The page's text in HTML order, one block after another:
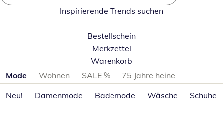
Inspirierende Trends suchen
Bestellschein
Merkzettel
Warenkorb
Produktkategorien überspringen
Mode Wohnen SALE %
75 Jahre heine
Neu!
Damenmode Bademode Wäsche Schuhe